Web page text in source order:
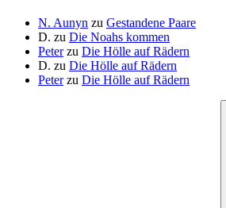
N. Aunyn zu Gestandene Paare
D. zu Die Noahs kommen
Peterzu Die Hölle auf Rädern
D. zu Die Hölle auf Rädern
Peterzu Die Hölle auf Rädern